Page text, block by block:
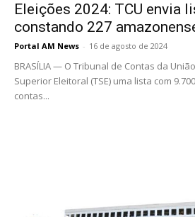
Eleições 2024: TCU envia
constando 227
Portal AM News - 16 de agosto de 2024
BRASÍLIA — O Tribunal de Contas da
Superior Eleitoral (TSE) uma lista com
contas...